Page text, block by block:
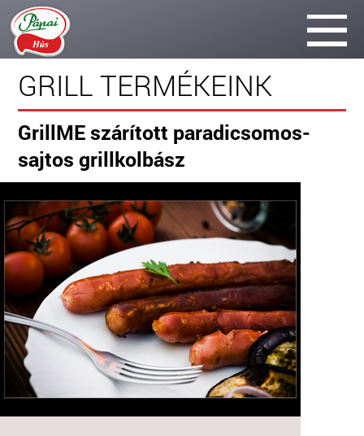
GRILL TERMÉKEINK
GrillME szárított paradicsomos-
sajtos grillkolbász